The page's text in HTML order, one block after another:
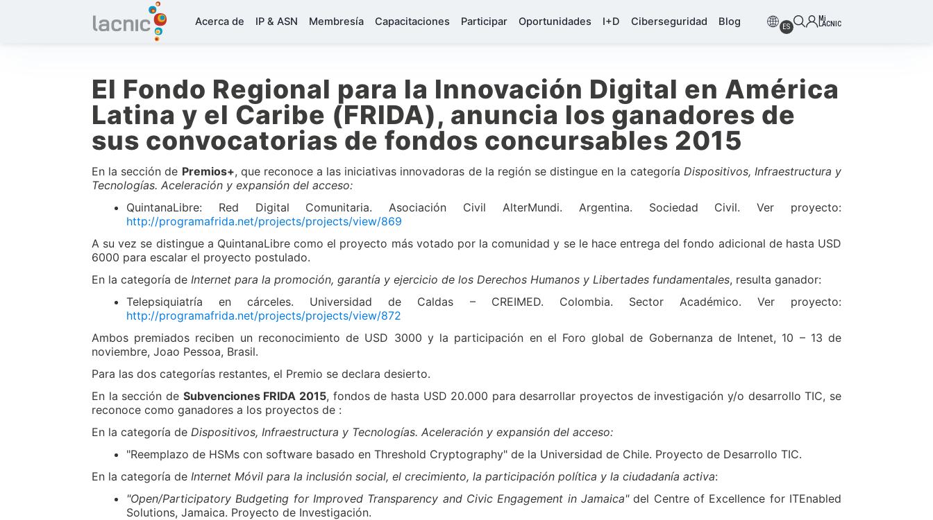
Acerca de IP & ASN Membresía Capacitaciones Participar Oportunidades I+D Ciberseguridad Blog ES
Mi
LACNIC
El Fondo Regional para la Innovación Digital en América
Latina y el Caribe (FRIDA), anuncia los ganadores de
sus convocatorias de fondos concursables 2015
En la sección de Premios+, que reconoce a las iniciativas innovadoras de la región se distingue en la categoría Dispositivos, Infraestructura y
Tecnologías. Aceleración y expansión del acceso:
QuintanaLibre: Red Digital Comunitaria. Asociación Civil AlterMundi. Argentina. Sociedad Civil. Ver proyecto:
http://programafrida.net/projects/projects/view/869
A su vez se distingue a QuintanaLibre como el proyecto más votado por la comunidad y se le hace entrega del fondo adicional de hasta USD
6000 para escalar el proyecto postulado.
En la categoría de Internet para la promoción, garantía y ejercicio de los Derechos Humanos y Libertades fundamentales, resulta ganador:
Telepsiquiatría en cárceles. Universidad de Caldas – CREIMED. Colombia. Sector Académico. Ver proyecto:
http://programafrida.net/projects/projects/view/872
Ambos premiados reciben un reconocimiento de USD 3000 y la participación en el Foro global de Gobernanza de Intenet, 10 – 13 de
noviembre, Joao Pessoa, Brasil.
Para las dos categorías restantes, el Premio se declara desierto.
En la sección de Subvenciones FRIDA 2015, fondos de hasta USD 20.000 para desarrollar proyectos de investigación y/o desarrollo TIC, se
reconoce como ganadores a los proyectos de :
En la categoría de Dispositivos, Infraestructura y Tecnologías. Aceleración y expansión del acceso:
"Reemplazo de HSMs con software basado en Threshold Cryptography" de la Universidad de Chile. Proyecto de Desarrollo TIC.
En la categoría de Internet Móvil para la inclusión social, el crecimiento, la participación política y la ciudadanía activa:
"Open/Participatory Budgeting for Improved Transparency and Civic Engagement in Jamaica"del Centre of Excellence for ITEnabled
Solutions, Jamaica. Proyecto de Investigación.